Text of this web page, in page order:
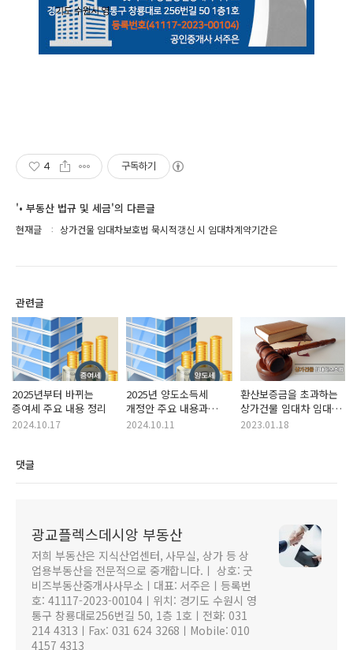
4 구독하기
'• 부동산 법규 및 세금'의 다른글
현재글 상가건물 임대차보호법 묵시적갱신 시 임대차계약기간은
관련글
2025년부터 바뀌는
증여세 주요 내용 정리
2024.10.17
2025년 양도소득세
개정안 주요 내용과
비과세 대상
2024.10.11
환산보증금을 초과하는
상가건물 임대차 임대료
인상 범위는?
2023.01.18
댓글
광교플렉스데시앙 부동산
저희 부동산은 지식산업센터, 사무실, 상가 등 상
업용부동산을 전문적으로 중개합니다.ㅣ 상호: 굿
비즈부동산중개사사무소ㅣ대표: 서주은ㅣ등록번
호: 41117-2023-00104ㅣ위치: 경기도 수원시 영
통구 창룡대로256번길 50, 1층 1호ㅣ전화: 031
214 4313ㅣFax: 031 624 3268ㅣMobile: 010
4157 4313